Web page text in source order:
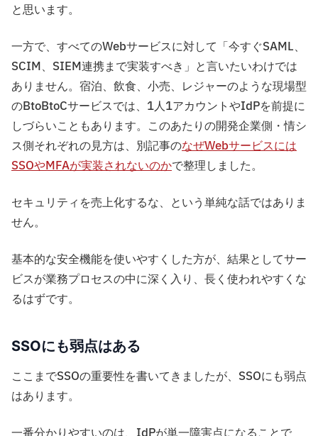
と思います。
一方で、すべてのWebサービスに対して「今すぐSAML、
SCIM、SIEM連携まで実装すべき」と言いたいわけでは
ありません。宿泊、飲食、小売、レジャーのような現場型
のBtoBtoCサービスでは、1人1アカウントやIdPを前提に
しづらいこともあります。このあたりの開発企業側・情シ
ス側それぞれの見方は、別記事のなぜWebサービスには
SSOやMFAが実装されないのかで整理しました。
セキュリティを売上化するな、という単純な話ではありま
せん。
基本的な安全機能を使いやすくした方が、結果としてサー
ビスが業務プロセスの中に深く入り、長く使われやすくな
るはずです。
SSOにも弱点はある
ここまでSSOの重要性を書いてきましたが、SSOにも弱点
はあります。